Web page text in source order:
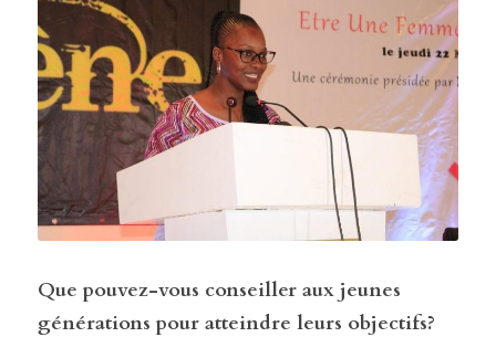
Que pouvez-vous conseiller aux jeunes
générations pour atteindre leurs objectifs?